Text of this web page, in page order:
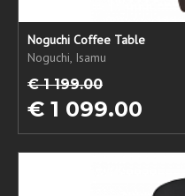
Noguchi Coffee Table
Noguchi, Isamu
€ 1 199.00
€ 1 099.00